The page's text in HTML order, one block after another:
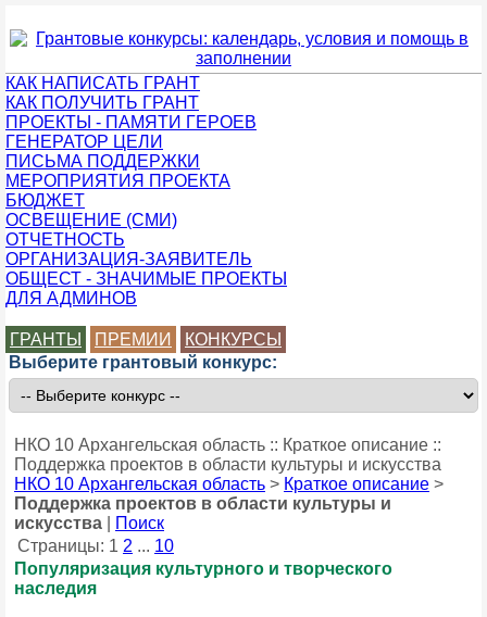
КАК НАПИСАТЬ ГРАНТ
КАК ПОЛУЧИТЬ ГРАНТ
ПРОЕКТЫ - ПАМЯТИ ГЕРОЕВ
ГЕНЕРАТОР ЦЕЛИ
ПИСЬМА ПОДДЕРЖКИ
МЕРОПРИЯТИЯ ПРОЕКТА
БЮДЖЕТ
ОСВЕЩЕНИЕ (СМИ)
ОТЧЕТНОСТЬ
ОРГАНИЗАЦИЯ-ЗАЯВИТЕЛЬ
ОБЩЕСТ - ЗНАЧИМЫЕ ПРОЕКТЫ
ДЛЯ АДМИНОВ
ГРАНТЫ ПРЕМИИ
КОНКУРСЫ
Выберите грантовый конкурс:
НКО 10 Архангельская область :: Краткое описание ::
Поддержка проектов в области культуры и искусства
НКО 10 Архангельская область > Краткое описание >
Поддержка проектов в области культуры и
искусства
Поиск
Страницы: 1 2 ... 10
Популяризация культурного и творческого
наследия